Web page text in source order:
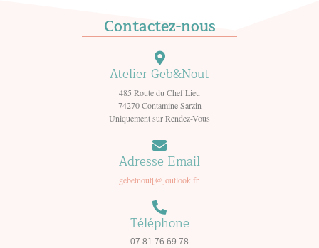
Contactez-nous
Atelier Geb&Nout
485 Route du Chef Lieu
74270 Contamine Sarzin
Uniquement sur Rendez-Vous
Adresse Email
gebetnout[@]outlook.fr.
Téléphone
07.81.76.69.78